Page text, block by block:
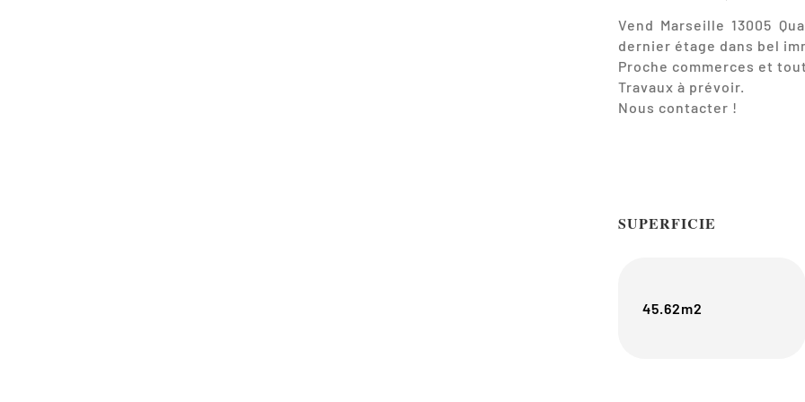
Vend Marseille 13005
dernier étage dans bel
Proche commerces et
Travaux à prévoir.
Nous contacter !
SUPERFICIE
45.62m2